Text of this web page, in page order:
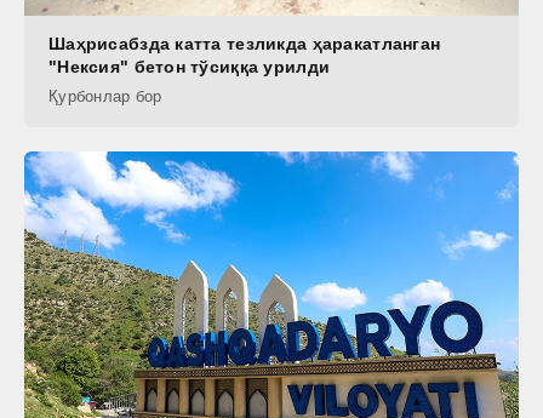
Шаҳрисабзда катта тезликда ҳаракатланган
"Нексия" бетон тўсиққа урилди
Қурбонлар бор